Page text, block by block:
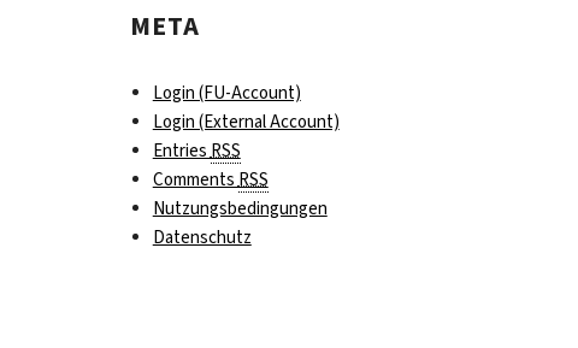
META
Login (FU-Account)
Login (External Account)
EntriesRSS
CommentsRSS
Nutzungsbedingungen
Datenschutz